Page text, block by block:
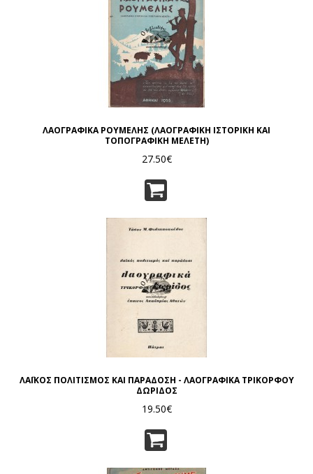
ΛΑΟΓΡΑΦΙΚΑ ΡΟΥΜΕΛΗΣ (ΛΑΟΓΡΑΦΙΚΗ ΙΣΤΟΡΙΚΗ ΚΑΙ
ΤΟΠΟΓΡΑΦΙΚΗ ΜΕΛΕΤΗ)
27.50€
ΛΑΪΚΟΣ ΠΟΛΙΤΙΣΜΟΣ ΚΑΙ ΠΑΡΑΔΟΣΗ - ΛΑΟΓΡΑΦΙΚΑ ΤΡΙΚΟΡΦΟΥ
ΔΩΡΙΔΟΣ
19.50€